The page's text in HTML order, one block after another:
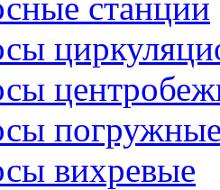
вихревые